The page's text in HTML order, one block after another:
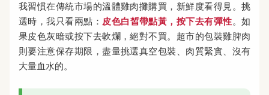
我習慣在傳統市場的溫體雞肉攤購買，新鮮度看得見。挑
選時，我只看兩點： 皮色白皙帶點黃，按下去有彈性。如
果皮色灰暗或按下去軟爛，絕對不買。超市的包裝雞脾肉
則要注意保存期限，盡量挑選真空包裝、肉質緊實、沒有
大量血水的。